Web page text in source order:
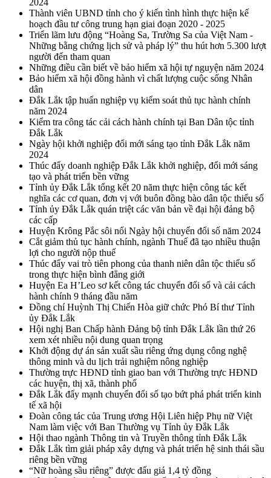
2024
Thành viên UBND tỉnh cho ý kiến tình hình thực hiện kế
hoạch đầu tư công trung hạn giai đoạn 2020 - 2025
Triển lãm lưu động “Hoàng Sa, Trường Sa của Việt Nam -
Những bằng chứng lịch sử và pháp lý” thu hút hơn 5.300 lượt
người đến tham quan
Những điều cần biết về bảo hiểm xã hội tự nguyện năm 2024
Bảo hiểm xã hội đồng hành vì chất lượng cuộc sống Nhân
dân
Đắk Lắk tập huấn nghiệp vụ kiểm soát thủ tục hành chính
năm 2024
Kiểm tra công tác cải cách hành chính tại Ban Dân tộc tỉnh
Đắk Lắk
Ngày hội khởi nghiệp đổi mới sáng tạo tỉnh Đắk Lắk năm
2024
Thúc đẩy doanh nghiệp Đắk Lắk khởi nghiệp, đổi mới sáng
tạo và phát triển bền vững
Tỉnh ủy Đắk Lắk tổng kết 20 năm thực hiện công tác kết
nghĩa các cơ quan, đơn vị với buôn đồng bào dân tộc thiểu số
Tỉnh ủy Đắk Lắk quán triệt các văn bản về đại hội đảng bộ
các cấp
Huyện Krông Pắc sôi nổi Ngày hội chuyển đổi số năm 2024
Cắt giảm thủ tục hành chính, ngành Thuế đã tạo nhiều thuận
lợi cho người nộp thuế
Thúc đẩy vai trò tiên phong của thanh niên dân tộc thiểu số
trong thực hiện bình đẳng giới
Huyện Ea H’Leo sơ kết công tác chuyển đổi số và cải cách
hành chính 9 tháng đầu năm
Đồng chí Huỳnh Thị Chiến Hòa giữ chức Phó Bí thư Tỉnh
ủy Đắk Lắk
Hội nghị Ban Chấp hành Đảng bộ tỉnh Đắk Lắk lần thứ 26
xem xét nhiều nội dung quan trọng
Khởi động dự án sản xuất sầu riêng ứng dụng công nghệ
thông minh và du lịch trải nghiệm nông nghiệp
Thường trực HĐND tỉnh giao ban với Thường trực HĐND
các huyện, thị xã, thành phố
Đắk Lắk đẩy mạnh chuyển đổi số tạo bứt phá phát triển kinh
tế xã hội
Đoàn công tác của Trung ương Hội Liên hiệp Phụ nữ Việt
Nam làm việc với Ban Thường vụ Tỉnh ủy Đắk Lắk
Hội thao ngành Thông tin và Truyền thông tỉnh Đắk Lắk
Đắk Lắk tìm giải pháp xây dựng và phát triển hệ sinh thái sầu
riêng bền vững
“Nữ hoàng sầu riêng” được đấu giá 1,4 tỷ đồng